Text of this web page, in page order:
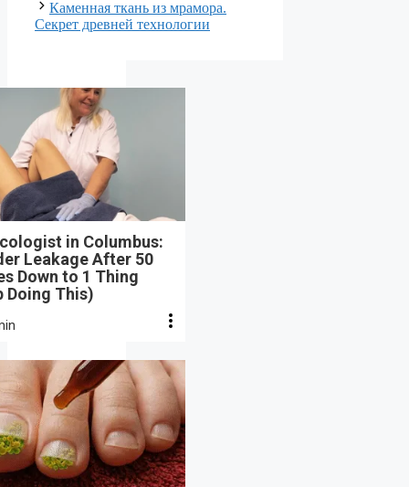
Каменная ткань из мрамора.
Секрет древней технологии
in Columbus:
Leakage After 50
Down to 1 Thing
Doing This)